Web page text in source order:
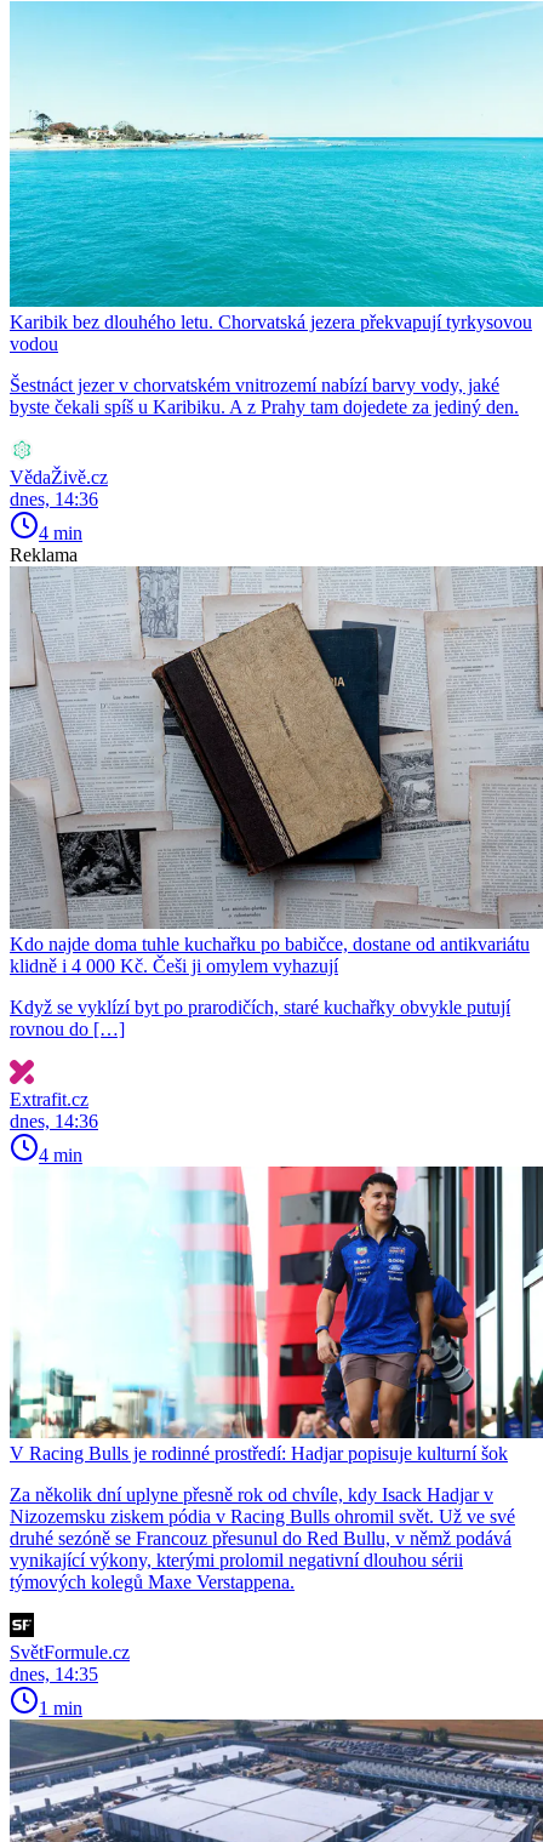
Karibik bez dlouhého letu. Chorvatská jezera překvapují tyrkysovou
vodou
Šestnáct jezer v chorvatském vnitrozemí nabízí barvy vody, jaké
byste čekali spíš u Karibiku. A z Prahy tam dojedete za jediný den.
VědaŽivě.cz
dnes, 14:36
4 min
Reklama
Kdo najde doma tuhle kuchařku po babičce, dostane od antikvariátu
klidně i 4 000 Kč. Češi ji omylem vyhazují
Když se vyklízí byt po prarodičích, staré kuchařky obvykle putují
rovnou do […]
Extrafit.cz
dnes, 14:36
4 min
V Racing Bulls je rodinné prostředí: Hadjar popisuje kulturní šok
Za několik dní uplyne přesně rok od chvíle, kdy Isack Hadjar v
Nizozemsku ziskem pódia v Racing Bulls ohromil svět. Už ve své
druhé sezóně se Francouz přesunul do Red Bullu, v němž podává
vynikající výkony, kterými prolomil negativní dlouhou sérii
týmových kolegů Maxe Verstappena.
SvětFormule.cz
dnes, 14:35
1 min